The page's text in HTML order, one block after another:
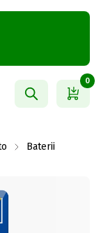
0
Baterii